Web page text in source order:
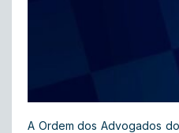
A Ordem dos Advogados